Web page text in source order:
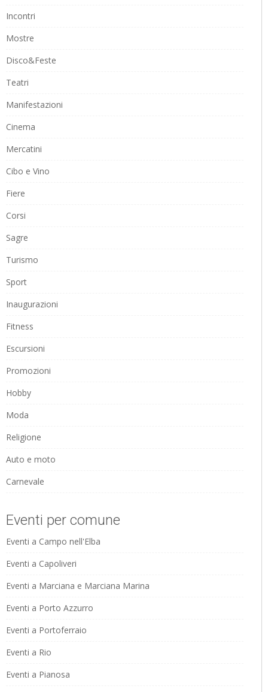
Incontri
Mostre
Disco&Feste
Teatri
Manifestazioni
Cinema
Mercatini
Cibo e Vino
Fiere
Corsi
Sagre
Turismo
Sport
Inaugurazioni
Fitness
Escursioni
Promozioni
Hobby
Moda
Religione
Auto e moto
Carnevale
Eventi per comune
Eventi a Campo nell'Elba
Eventi a Capoliveri
Eventi a Marciana e Marciana Marina
Eventi a Porto Azzurro
Eventi a Portoferraio
Eventi a Rio
Eventi a Pianosa